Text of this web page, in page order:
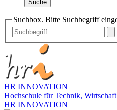
Suche
Suchbox. Bitte Suchbegriff
HR INNOVATION
Hochschule für Technik,
HR INNOVATION